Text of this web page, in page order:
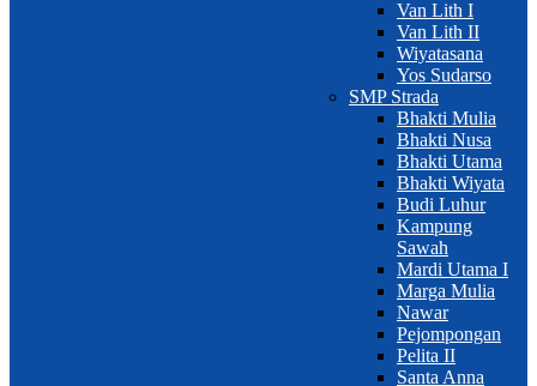
Van Lith I
Van Lith II
Wiyatasana
Yos Sudarso
SMP Strada
Bhakti Mulia
Bhakti Nusa
Bhakti Utama
Bhakti Wiyata
Budi Luhur
Kampung
Sawah
Mardi Utama I
Marga Mulia
Nawar
Pejompongan
Pelita II
Santa Anna